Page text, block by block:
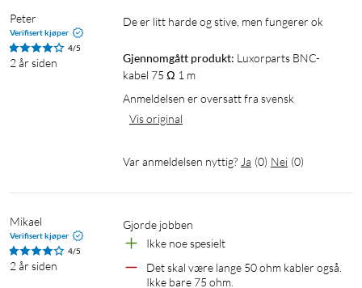
Peter
Verifisert kjøper
4/5
2 år siden
De er litt harde og stive, men fungerer ok
Gjennomgått produkt: Luxorparts BNC-
kabel 75 Ω 1 m
Anmeldelsen er oversatt fra svensk
Vis original
Var anmeldelsen nyttig? Ja (0) Nei (0)
Mikael
Verifisert kjøper
4/5
2 år siden
Gjorde jobben
Ikke noe spesielt
Det skal være lange 50 ohm kabler også.
Ikke bare 75 ohm.